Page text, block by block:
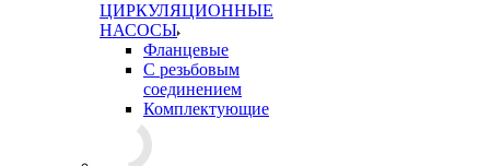
ЦИРКУЛЯЦИОННЫЕ
НАСОСЫ
Фланцевые
С резьбовым
соединением
Комплектующие